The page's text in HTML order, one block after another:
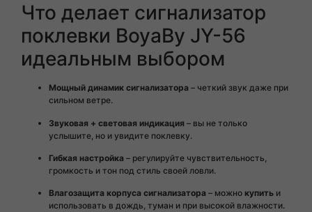
Что делает сигнализатор
поклевки BoyaBy JY-56
идеальным выбором
Мощный динамик сигнализатора – четкий звук даже при
сильном ветре.
Звуковая + световая индикация – вы не только
услышите, но и увидите поклевку.
Гибкая настройка – регулируйте чувствительность,
громкость и тон под стиль своей ловли.
Влагозащита корпуса сигнализатора – можно купить и
использовать в дождь, туман и при высокой влажности.